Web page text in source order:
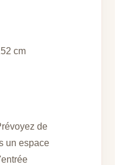
cm
de
un espace